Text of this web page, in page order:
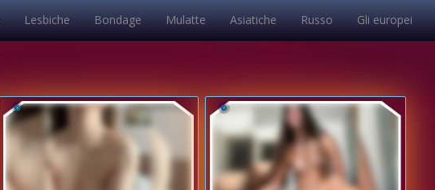
Lesbiche Bondage Mulatte Asiatiche Russo Gli europei